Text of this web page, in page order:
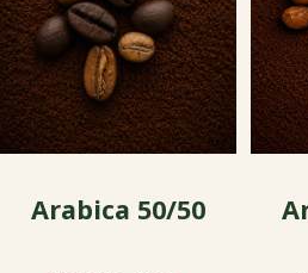
Arabica 50/50